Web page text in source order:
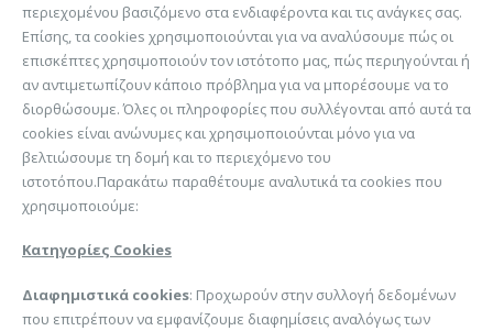
περιεχομένου βασιζόμενο στα ενδιαφέροντα και τις ανάγκες σας.
Επίσης, τα cookies χρησιμοποιούνται για να αναλύσουμε πώς οι
επισκέπτες χρησιμοποιούν τον ιστότοπο μας, πώς περιηγούνται ή
αν αντιμετωπίζουν κάποιο πρόβλημα για να μπορέσουμε να το
διορθώσουμε. Όλες οι πληροφορίες που συλλέγονται από αυτά τα
cookies είναι ανώνυμες και χρησιμοποιούνται μόνο για να
βελτιώσουμε τη δομή και το περιεχόμενο του
ιστοτόπου.Παρακάτω παραθέτουμε αναλυτικά τα cookies που
χρησιμοποιούμε:
Κατηγορίες Cookies
Διαφημιστικά cookies: Προχωρούν στην συλλογή δεδομένων
που επιτρέπουν να εμφανίζουμε διαφημίσεις αναλόγως των